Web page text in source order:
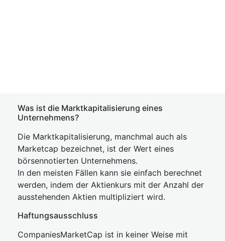
Was ist die Marktkapitalisierung eines
Unternehmens?
Die Marktkapitalisierung, manchmal auch als
Marketcap bezeichnet, ist der Wert eines
börsennotierten Unternehmens.
In den meisten Fällen kann sie einfach berechnet
werden, indem der Aktienkurs mit der Anzahl der
ausstehenden Aktien multipliziert wird.
Haftungsausschluss
CompaniesMarketCap ist in keiner Weise mit